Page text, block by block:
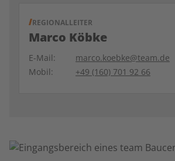
REGIONALLEITER
Marco Köbke
E-Mail:
marco.koebke@team.de
Mobil:
+49 (160) 701 92 66